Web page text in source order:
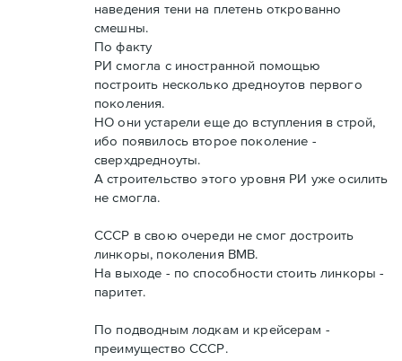
наведения тени на плетень открованно
смешны.
По факту
РИ смогла с иностранной помощью
построить несколько дредноутов первого
поколения.
НО они устарели еще до вступления в строй,
ибо появилось второе поколение -
сверхдредноуты.
А строительство этого уровня РИ уже осилить
не смогла.
СССР в свою очереди не смог достроить
линкоры, поколения ВМВ.
На выходе - по способности стоить линкоры -
паритет.
По подводным лодкам и крейсерам -
преимущество СССР.